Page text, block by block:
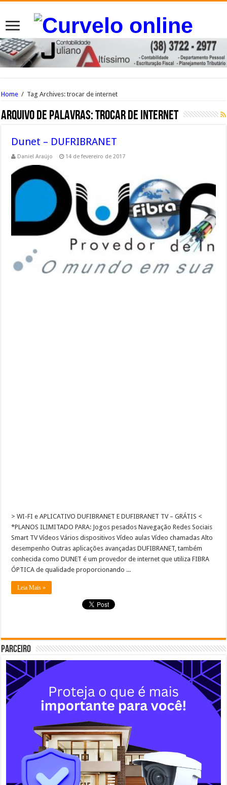
Home / Tag Archives: trocar de internet
Arquivo de palavras:trocar de internet
Dunet – DUFRIBRANET
Daniel Araújo 14 de fevereiro de 2017
> WI-FI e APLICATIVO DUFIBRANET E DUFIBRANET TV – GRÁTIS <
*PLANOS ILIMITADO PARA: Jogos pesados Navegação Redes Sociais
Smart TV Vídeos Vários dispositivos Vídeo aulas​ Vídeo chamadas Alto
desempenho Outras aplicações avançadas DUFIBRANET, também
conhecida como DUNET é um provedor de internet que utiliza FIBRA
ÓPTICA de qualidade proporcionando ...
Leia Mais »
Parceiro